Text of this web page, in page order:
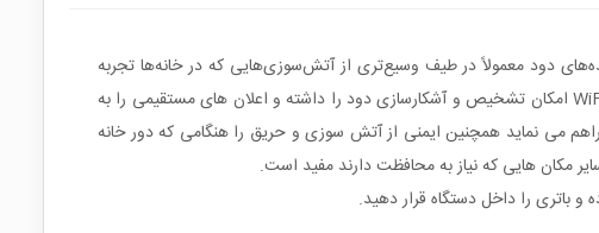
دود معمولاً در طیف وسیع‌تری از آتش‌سوزی‌هایی که در خانه‌ها تجربه
می‌شوند، موثرتر هستند. دتکتور دود و اعلام حریق هوشمند TUYA از فناوری IoT (اینترنت اشیا) بهره می برد و با قابلیت اتصال به شبکه WiFi امکان تشخیص و آشکارسازی دود را داشته و اعلان های مستقیمی را به
را نیز در محدوده کاری خود فراهم می نماید همچنین ایمنی از آتش سوزی و حریق را هنگامی که دور خانه
مکان هایی که نیاز به محافظت دارند مفید است.